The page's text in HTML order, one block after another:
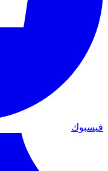
فيسبوك